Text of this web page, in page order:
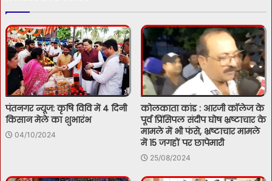
पंतनगर न्यूज: कृषि विवि में 4 दिनी
किसान मेले का शुभारंभ
04/10/2024
कोलकाता कांड : आरजी कॉलेज के
पूर्व प्रिंसिपल संदीप घोष भ्रष्टाचार के
मामले में भी फंसे, भ्रष्टाचार मामले
में 15 जगहों पर छापेमारी
25/08/2024